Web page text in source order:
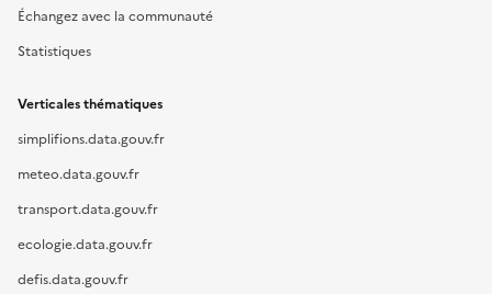
Échangez avec la communauté
Statistiques
Verticales thématiques
simplifions.data.gouv.fr
meteo.data.gouv.fr
transport.data.gouv.fr
ecologie.data.gouv.fr
defis.data.gouv.fr